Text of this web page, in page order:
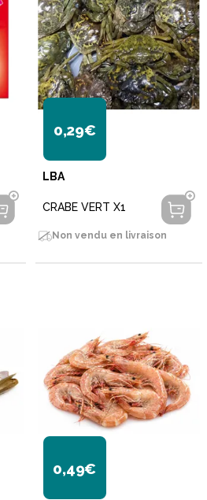
0,29€
LBA
CRABE VERT X1
Non vendu en livraison
0,49€